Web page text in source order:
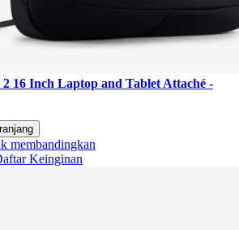
16 Inch Laptop and Tablet Attaché -
membandingkan
Keinginan